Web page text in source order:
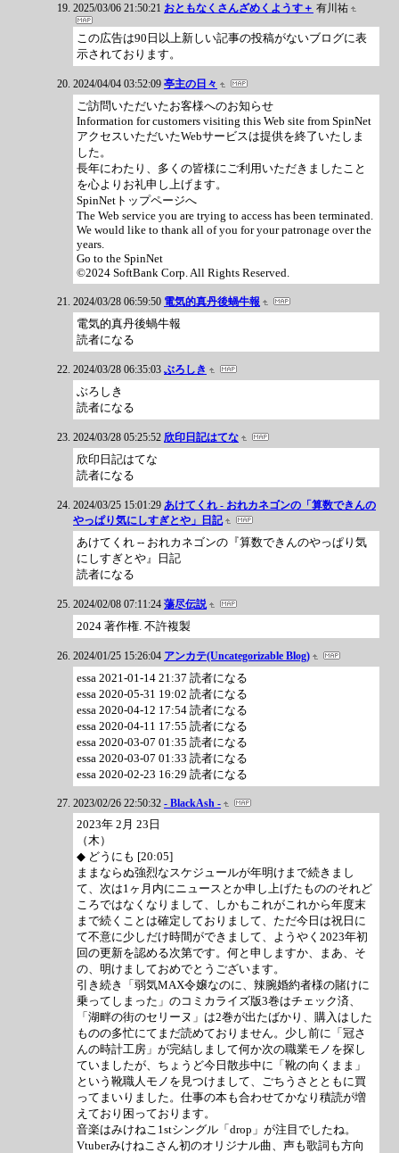
2025/03/06 21:50:21 おともなくさんざめくようす＋ 有川祐
この広告は90日以上新しい記事の投稿がないブログに表
示されております。
2024/04/04 03:52:09 亭主の日々
ご訪問いただいたお客様へのお知らせ
Information for customers visiting this Web site from SpinNet
アクセスいただいたWebサービスは提供を終了いたしま
した。
長年にわたり、多くの皆様にご利用いただきましたこと
を心よりお礼申し上げます。
SpinNetトップページへ
The Web service you are trying to access has been terminated.
We would like to thank all of you for your patronage over the
years.
Go to the SpinNet
©2024 SoftBank Corp. All Rights Reserved.
2024/03/28 06:59:50 電気的真丹後蝸牛報
電気的真丹後蝸牛報
読者になる
2024/03/28 06:35:03 ぶろしき
ぶろしき
読者になる
2024/03/28 05:25:52 欣印日記はてな
欣印日記はてな
読者になる
2024/03/25 15:01:29 あけてくれ - おれカネゴンの「算数できんの
やっぱり気にしすぎとや」日記
あけてくれ -- おれカネゴンの『算数できんのやっぱり気
にしすぎとや』日記
読者になる
2024/02/08 07:11:24 蕩尽伝説
2024 著作権. 不許複製
2024/01/25 15:26:04 アンカテ(Uncategorizable Blog)
essa 2021-01-14 21:37 読者になる
essa 2020-05-31 19:02 読者になる
essa 2020-04-12 17:54 読者になる
essa 2020-04-11 17:55 読者になる
essa 2020-03-07 01:35 読者になる
essa 2020-03-07 01:33 読者になる
essa 2020-02-23 16:29 読者になる
2023/02/26 22:50:32 - BlackAsh -
2023年 2月 23日
（木）
◆ どうにも [20:05]
ままならぬ強烈なスケジュールが年明けまで続きまし
て、次は1ヶ月内にニュースとか申し上げたもののそれど
ころではなくなりまして、しかもこれがこれから年度末
まで続くことは確定しておりまして、ただ今日は祝日に
て不意に少しだけ時間ができまして、ようやく2023年初
回の更新を認める次第です。何と申しますか、まあ、そ
の、明けましておめでとうございます。
引き続き「弱気MAX令嬢なのに、辣腕婚約者様の賭けに
乗ってしまった」のコミカライズ版3巻はチェック済、
「湖畔の街のセリーヌ」は2巻が出たばかり、購入はした
ものの多忙にてまだ読めておりません。少し前に「冠さ
んの時計工房」が完結しまして何か次の職業モノを探し
ていましたが、ちょうど今日散歩中に「靴の向くまま」
という靴職人モノを見つけまして、ごちうさとともに買
ってまいりました。仕事の本も合わせてかなり積読が増
えており困っております。
音楽はみけねこ1stシングル「drop」が注目でしたね。
Vtuberみけねこさん初のオリジナル曲、声も歌詞も方向